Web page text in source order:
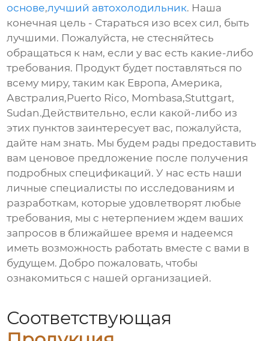
основе,лучший автохолодильник. Наша
конечная цель - Стараться изо всех сил, быть
лучшими. Пожалуйста, не стесняйтесь
обращаться к нам, если у вас есть какие-либо
требования. Продукт будет поставляться по
всему миру, таким как Европа, Америка,
Австралия,Puerto Rico, Mombasa,Stuttgart,
Sudan.Действительно, если какой-либо из
этих пунктов заинтересует вас, пожалуйста,
дайте нам знать. Мы будем рады предоставить
вам ценовое предложение после получения
подробных спецификаций. У нас есть наши
личные специалисты по исследованиям и
разработкам, которые удовлетворят любые
требования, мы с нетерпением ждем ваших
запросов в ближайшее время и надеемся
иметь возможность работать вместе с вами в
будущем. Добро пожаловать, чтобы
ознакомиться с нашей организацией.
Соответствующая